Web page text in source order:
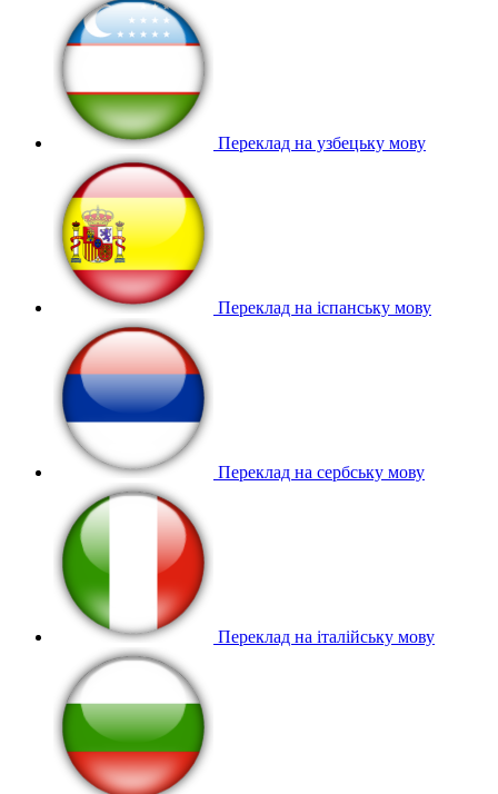
Переклад на узбецьку мову
Переклад на іспанську мову
Переклад на сербську мову
Переклад на італійську мову